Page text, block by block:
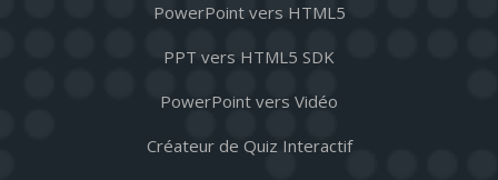
PowerPoint vers HTML5
PPT vers HTML5 SDK
PowerPoint vers Vidéo
Créateur de Quiz Interactif